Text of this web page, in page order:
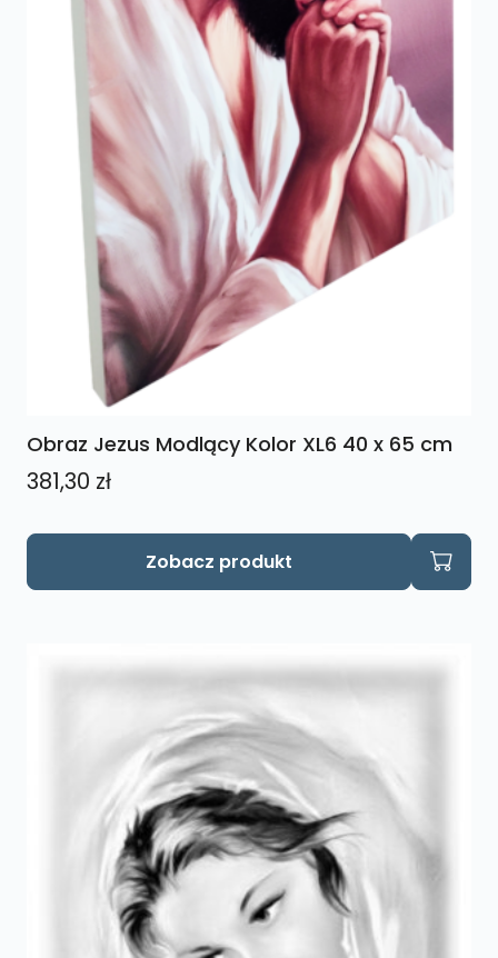
Obraz Jezus Modlący Kolor XL6 40 x 65 cm
381,30 zł
Zobacz produkt